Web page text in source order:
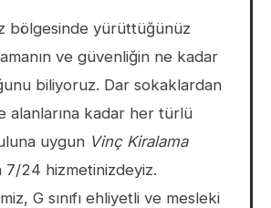
bölgesinde yürüttüğünüz
ve güvenliğin ne kadar
biliyoruz. Dar sokaklardan
alanlarına kadar her türlü
uygun Vinç Kiralama
7/24 hizmetinizdeyiz.
G sınıfı ehliyetli ve mesleki